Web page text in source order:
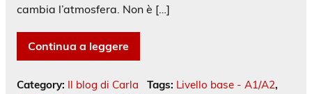
cambia l’atmosfera. Non è […]
Continua a leggere
Category: Il blog di Carla Tags: Livello base - A1/A2,